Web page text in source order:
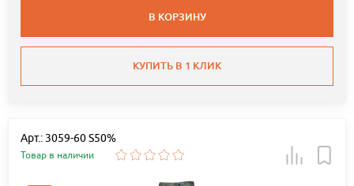
В КОРЗИНУ
КУПИТЬ В 1 КЛИК
Арт.: 3059-60 S50%
Товар в наличии